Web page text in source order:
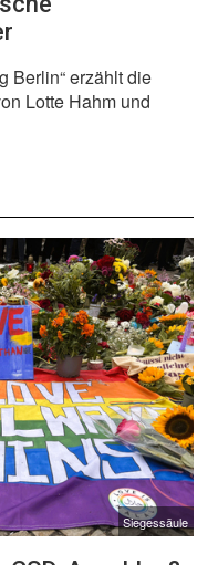
Berlin“ erzählt die
Lotte Hahm und
Siegessäule